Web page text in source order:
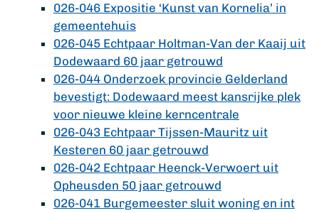
026-046 Expositie ‘Kunst van Kornelia’ in
gemeentehuis
026-045 Echtpaar Holtman-Van der Kaaij uit
Dodewaard 60 jaar getrouwd
026-044 Onderzoek provincie Gelderland
bevestigt: Dodewaard meest kansrijke plek
voor nieuwe kleine kerncentrale
026-043 Echtpaar Tijssen-Mauritz uit
Kesteren 60 jaar getrouwd
026-042 Echtpaar Heenck-Verwoert uit
Opheusden 50 jaar getrouwd
026-041 Burgemeester sluit woning en int